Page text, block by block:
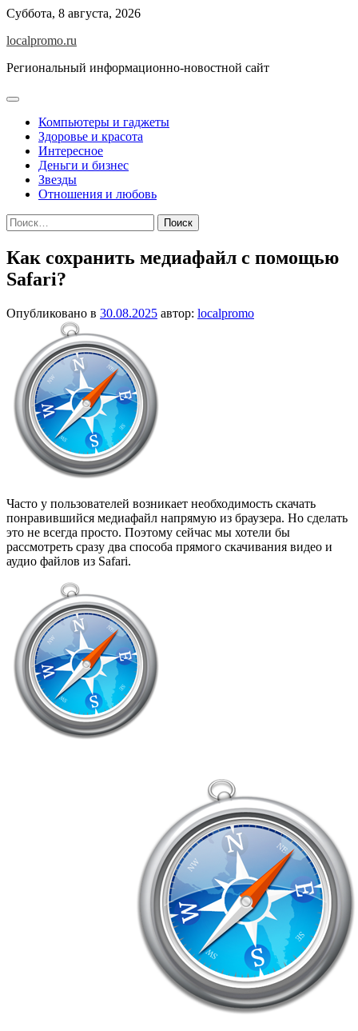
Перейти
содержимому
Суббота, 8 августа, 2026
localpromo.ru
Региональный информационно-новостной сайт
Компьютеры и гаджеты
Здоровье и красота
Интересное
Деньги и бизнес
Звезды
Отношения и любовь
Найти:
Как сохранить медиафайл с помощью
Safari?
Опубликовано в 30.08.2025 автор: localpromo
Часто у пользователей возникает необходимость скачать
понравившийся медиафайл напрямую из браузера. Но сделать
это не всегда просто. Поэтому сейчас мы хотели бы
рассмотреть сразу два способа прямого скачивания видео и
аудио файлов из Safari.